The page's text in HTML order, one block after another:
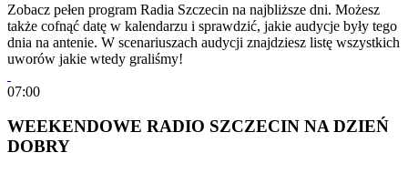
Zobacz pełen program Radia Szczecin na najbliższe dni. Możesz
także cofnąć datę w kalendarzu i sprawdzić, jakie audycje były tego
dnia na antenie. W scenariuszach audycji znajdziesz listę wszystkich
uworów jakie wtedy graliśmy!
07:00
WEEKENDOWE RADIO SZCZECIN NA DZIEŃ
DOBRY